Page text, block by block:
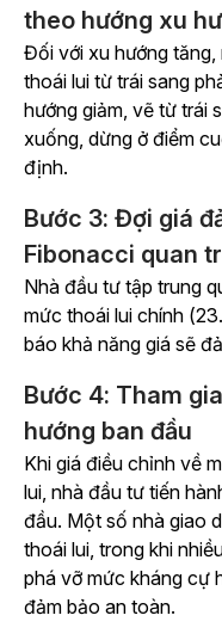
theo hướng xu
Đối với xu hướng
thoái lui từ trái sang
hướng giảm, vẽ từ trái
xuống, dừng ở điểm
định.
Bước 3: Đợi giá
Fibonacci quan
Nhà đầu tư tập trung
mức thoái lui chính
báo khả năng giá sẽ
Bước 4: Tham
hướng ban đầu
Khi giá điều chỉnh về
lui, nhà đầu tư tiến
đầu. Một số nhà giao
thoái lui, trong khi
phá vỡ mức kháng cự
đảm bảo an toàn.